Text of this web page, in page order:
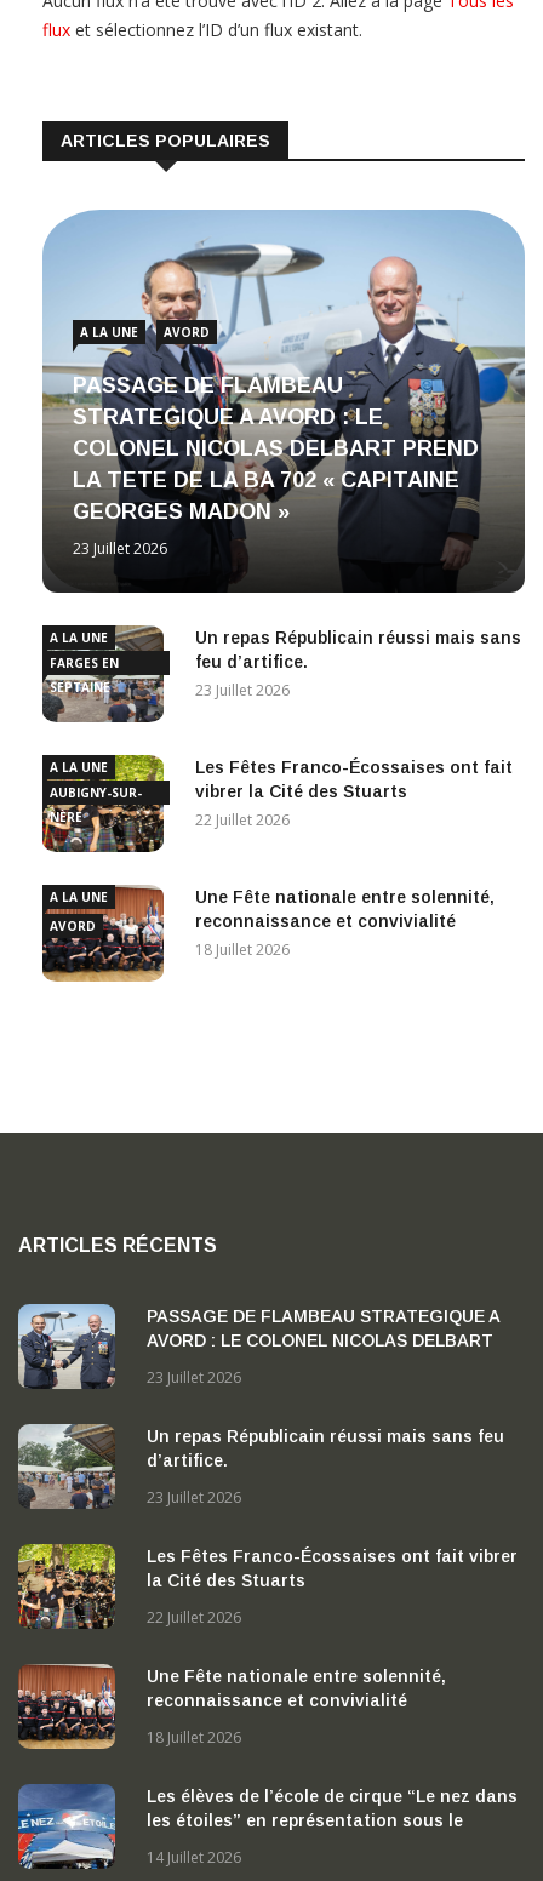
flux et sélectionnez l’ID d’un flux existant.
ARTICLES POPULAIRES
A LA UNE AVORD
PASSAGE DE FLAMBEAU
STRATEGIQUE A AVORD : LE
COLONEL NICOLAS DELBART PREND
LA TETE DE LA BA 702 « CAPITAINE
GEORGES MADON »
23 Juillet 2026
A LA UNE
FARGES EN
SEPTAINE
Un repas Républicain réussi mais sans
feu d’artifice.
23 Juillet 2026
A LA UNE
AUBIGNY-SUR-
NÈRE
Les Fêtes Franco-Écossaises ont fait
vibrer la Cité des Stuarts
22 Juillet 2026
A LA UNE
AVORD
Une Fête nationale entre solennité,
reconnaissance et convivialité
18 Juillet 2026
ARTICLES RÉCENTS
PASSAGE DE FLAMBEAU STRATEGIQUE A
AVORD : LE COLONEL NICOLAS DELBART
GEORGES MADON »
23 Juillet 2026
Un repas Républicain réussi mais sans feu
d’artifice.
23 Juillet 2026
Les Fêtes Franco-Écossaises ont fait vibrer
la Cité des Stuarts
22 Juillet 2026
Une Fête nationale entre solennité,
reconnaissance et convivialité
18 Juillet 2026
Les élèves de l’école de cirque “Le nez dans
les étoiles” en représentation sous le
14 Juillet 2026